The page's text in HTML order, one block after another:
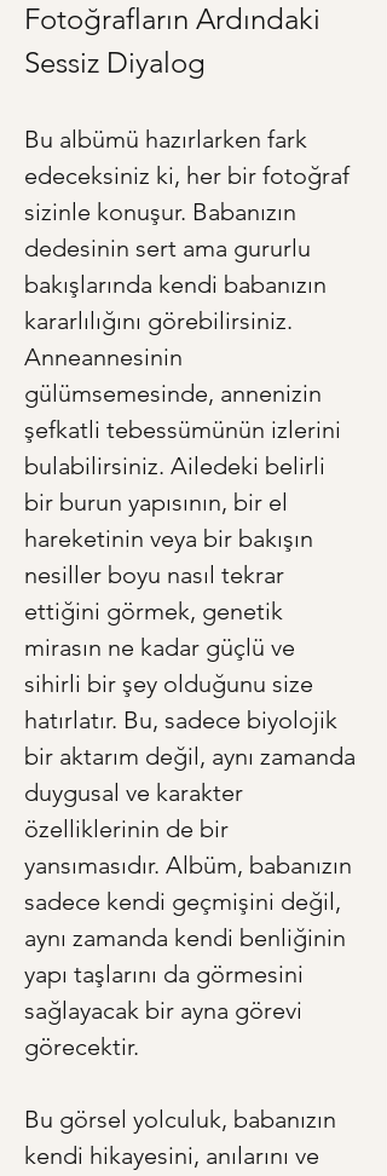
Fotoğrafların Ardındaki
Sessiz Diyalog
Bu albümü hazırlarken fark
edeceksiniz ki, her bir fotoğraf
sizinle konuşur. Babanızın
dedesinin sert ama gururlu
bakışlarında kendi babanızın
kararlılığını görebilirsiniz.
Anneannesinin
gülümsemesinde, annenizin
şefkatli tebessümünün izlerini
bulabilirsiniz. Ailedeki belirli
bir burun yapısının, bir el
hareketinin veya bir bakışın
nesiller boyu nasıl tekrar
ettiğini görmek, genetik
mirasın ne kadar güçlü ve
sihirli bir şey olduğunu size
hatırlatır. Bu, sadece biyolojik
bir aktarım değil, aynı zamanda
duygusal ve karakter
özelliklerinin de bir
yansımasıdır. Albüm, babanızın
sadece kendi geçmişini değil,
aynı zamanda kendi benliğinin
yapı taşlarını da görmesini
sağlayacak bir ayna görevi
görecektir.
Bu görsel yolculuk, babanızın
kendi hikayesini, anılarını ve